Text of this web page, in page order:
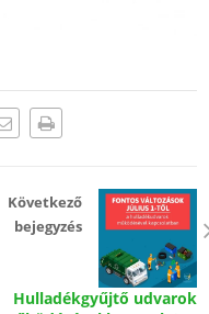
Következő
bejegyzés
Hulladékgyűjtő udvarok